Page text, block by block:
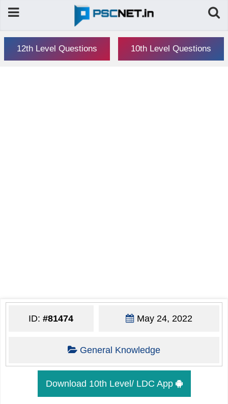
12th Level Questions 10th Level Questions
ID:#81474 May 24, 2022
General Knowledge
Download 10th Level/ LDC App